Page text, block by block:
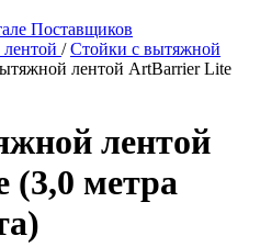
/Стойки с вытяжной
лентой ArtBarrier Lite
лентой
метра